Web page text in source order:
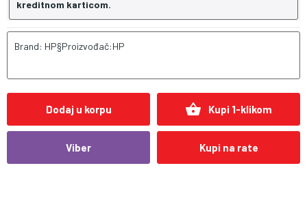
kreditnom karticom.
Brand: HP§Proizvođač:HP
Dodaj u korpu shopping_basket Kupi 1-klikom
Viber Kupi na rate